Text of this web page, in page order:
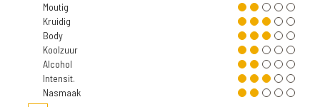
Moutig
Kruidig
Body
Koolzuur
Alcohol
Intensit.
Nasmaak